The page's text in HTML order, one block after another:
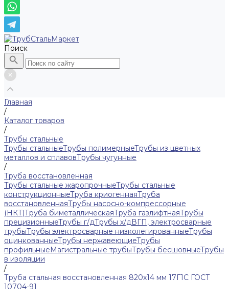
Поиск
Главная
/
Каталог товаров
/
Трубы стальные
Трубы стальныеТрубы полимерныеТрубы из цветных
металлов и сплавовТрубы чугунные
/
Труба восстановленная
Трубы стальные жаропрочныеТрубы стальные
конструкционныеТруба криогеннаяТруба
восстановленнаяТрубы насосно-компрессорные
(НКТ)Труба биметаллическаяТруба газлифтнаяТрубы
прецизионныеТрубы г/дТрубы х/дВГП, электросварные
трубыТрубы электросварные низколегированныеТрубы
оцинкованныеТрубы нержавеющиеТрубы
профильныеМагистральные трубыТрубы бесшовныеТрубы
в изоляции
/
Труба стальная восстановленная 820х14 мм 17Г1С ГОСТ
10704-91